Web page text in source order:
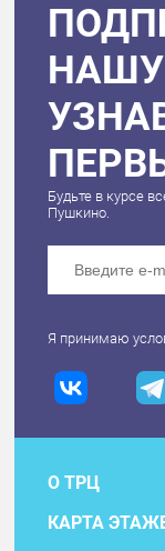
Будьте в курсе
Пушкино.
Я принимаю
О ТРЦ
КАРТА